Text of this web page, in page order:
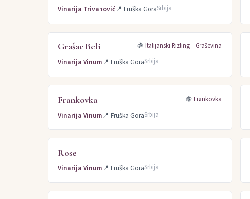
Vinarija Trivanović📍 Fruška GoraSrbija
Grašac Beli 🍇Italijanski Rizling – Graševina
Vinarija Vinum📍 Fruška GoraSrbija
Frankovka 🍇Frankovka
Vinarija Vinum📍 Fruška GoraSrbija
Rose
Vinarija Vinum📍 Fruška GoraSrbija